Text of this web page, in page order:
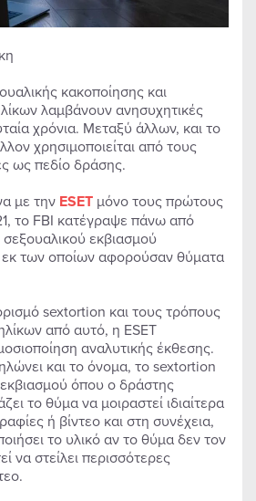
κακοποίησης και
λαμβάνουν ανησυχητικές
χρόνια. Μεταξύ άλλων, και το
χρησιμοποιείται από τους
ως πεδίο δράσης.
με την ESET μόνο τους πρώτους
το FBI κατέγραψε πάνω από
εκβιασμού
των οποίων αφορούσαν θύματα
sextortion και τους τρόπους
από αυτό, η ESET
αναλυτικής έκθεσης.
και το όνομα, το sextortion
όπου ο δράστης
το θύμα να μοιραστεί ιδιαίτερα
ή βίντεο και στη συνέχεια,
το υλικό αν το θύμα δεν τον
να στείλει περισσότερες